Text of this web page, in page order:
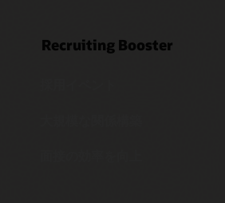
Recruiting Booster